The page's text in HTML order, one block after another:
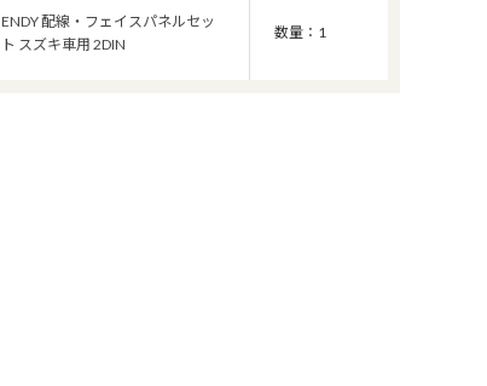
ENDY 配線・フェイスパネルセッ
ト スズキ車用 2DIN
数量：1